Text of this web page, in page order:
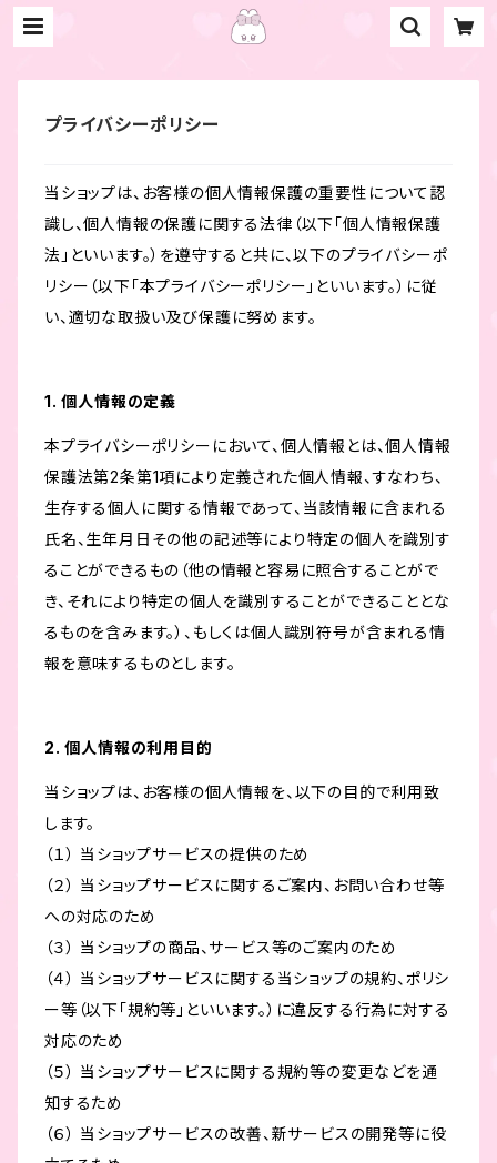
プライバシーポリシー
当ショップは、お客様の個人情報保護の重要性について認
識し、個人情報の保護に関する法律（以下「個人情報保護
法」といいます。）を遵守すると共に、以下のプライバシーポ
リシー（以下「本プライバシーポリシー」といいます。）に従
い、適切な取扱い及び保護に努めます。
1. 個人情報の定義
本プライバシーポリシーにおいて、個人情報とは、個人情報
保護法第2条第1項により定義された個人情報、すなわち、
生存する個人に関する情報であって、当該情報に含まれる
氏名、生年月日その他の記述等により特定の個人を識別す
ることができるもの（他の情報と容易に照合することがで
き、それにより特定の個人を識別することができることとな
るものを含みます。）、もしくは個人識別符号が含まれる情
報を意味するものとします。
2. 個人情報の利用目的
当ショップは、お客様の個人情報を、以下の目的で利用致
します。
（１） 当ショップサービスの提供のため
（２） 当ショップサービスに関するご案内、お問い合わせ等
への対応のため
（３） 当ショップの商品、サービス等のご案内のため
（４） 当ショップサービスに関する当ショップの規約、ポリシ
ー等（以下「規約等」といいます。）に違反する行為に対する
対応のため
（５） 当ショップサービスに関する規約等の変更などを通
知するため
（６） 当ショップサービスの改善、新サービスの開発等に役